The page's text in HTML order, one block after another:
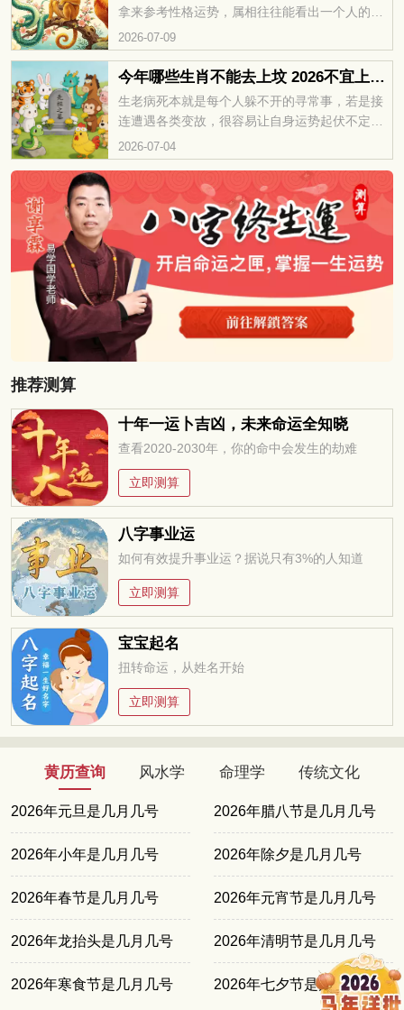
拿来参考性格运势，属相往往能看出一个人的处
事底色。生活里与人来往，要是碰上品行短板明
显的属相，相处过程很容易滋生矛盾、闹不愉
快，早点看清、适当疏远才省心。那公认待人处
看。
2026-07-09
今年哪些生肖不能去上坟 2026不宜上坟的生肖
生老病死本就是每个人躲不开的寻常事，若是接
连遭遇各类变故，很容易让自身运势起伏不定，
日子过得波折不断。按照传统说法，犯太岁的年
份气场本就不稳，要是这时去扫墓，容易沾染阴
邪之气，各类不顺、麻烦找上门的概率会变大。
那2026年有哪些生肖尽量别上坟？下面一起来看
看。
2026-07-04
推荐测算
十年一运卜吉凶，未来命运全知晓
查看2020-2030年，你的命中会发生的劫难
立即测算
八字事业运
如何有效提升事业运？据说只有3%的人知道
立即测算
宝宝起名
扭转命运，从姓名开始
立即测算
黄历查询 风水学 命理学 传统文化
2026年元旦是几月几号 2026年腊八节是几月几号
2026年小年是几月几号 2026年除夕是几月几号
2026年春节是几月几号 2026年元宵节是几月几号
2026年龙抬头是几月几号 2026年清明节是几月几号
2026年寒食节是几月几号 2026年七夕节是几月几号